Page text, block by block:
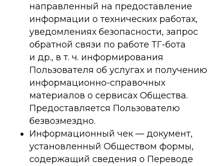
направленный на предоставление
информации о технических работах,
уведомлениях безопасности, запрос
обратной связи по работе ТГ-бота
и др., в т. ч. информирования
Пользователя об услугах и получению
информационно-справочных
материалов о сервисах Общества.
Предоставляется Пользователю
безвозмездно.
Информационный чек — документ,
установленный Обществом формы,
содержащий сведения о Переводе